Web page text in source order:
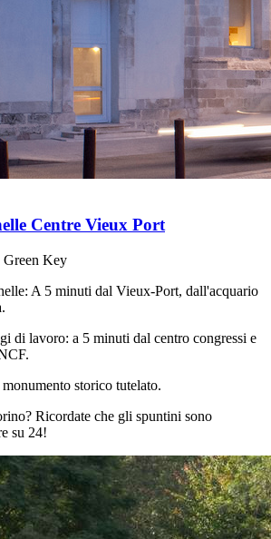
Centre Vieux Port
Key
A 5 minuti dal Vieux-Port, dall'acquario
di lavoro: a 5 minuti dal centro congressi e
storico tutelato.
Ricordate che gli spuntini sono
su 24!